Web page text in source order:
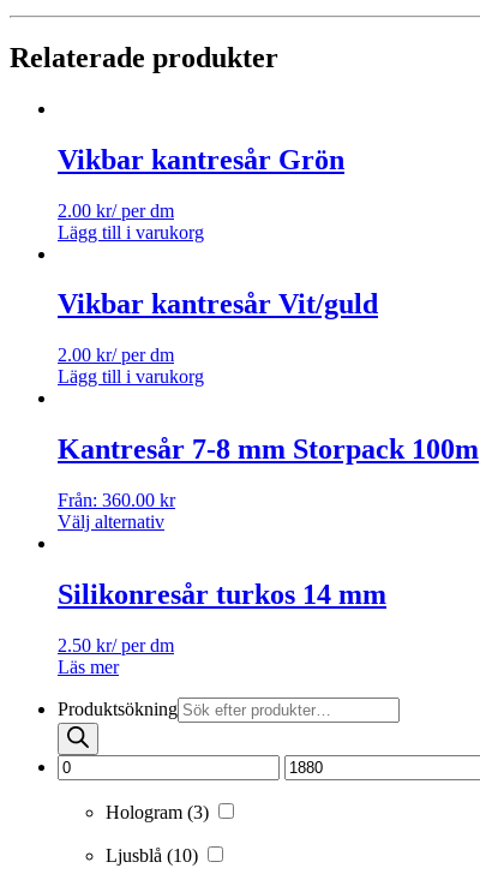
Relaterade produkter
Vikbar kantresår Grön
2.00 kr/ per dm
Lägg till i varukorg
Vikbar kantresår Vit/guld
2.00 kr/ per dm
Lägg till i varukorg
Kantresår 7-8 mm Storpack 100m
Från: 360.00 kr
Välj alternativ
Silikonresår turkos 14 mm
2.50 kr/ per dm
Läs mer
Produktsökning
Hologram (3)
Ljusblå (10)